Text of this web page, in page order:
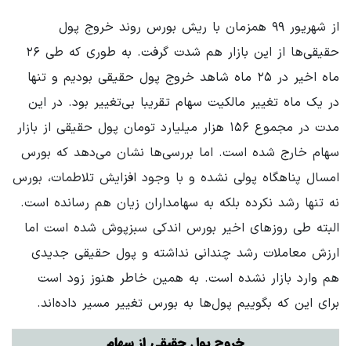
از شهریور ۹۹ همزمان با ریش بورس روند خروج پول
حقیقی‌ها از این بازار هم شدت گرفت. به طوری که طی ۲۶
ماه اخیر در ۲۵ ماه شاهد خروج پول حقیقی بودیم و تنها
در یک ماه تغییر مالکیت سهام تقریبا بی‌تغییر بود. در این
مدت در مجموع ۱۵۶ هزار میلیارد تومان پول حقیقی از بازار
سهام خارج شده است. اما بررسی‌ها نشان می‌دهد که بورس
امسال پناهگاه پولی نشده و با وجود افزایش تلاطمات، بورس
نه تنها رشد نکرده بلکه به سهامداران زیان هم رسانده است.
البته طی روزهای اخیر بورس اندکی سبزپوش شده است اما
ارزش معاملات رشد چندانی نداشته و پول حقیقی جدیدی
هم وارد بازار نشده است. به همین خاطر هنوز زود است
برای این که بگوییم پول‌ها به بورس تغییر مسیر داده‌اند.